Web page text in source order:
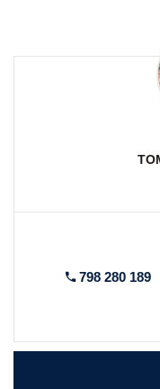
798 280 189